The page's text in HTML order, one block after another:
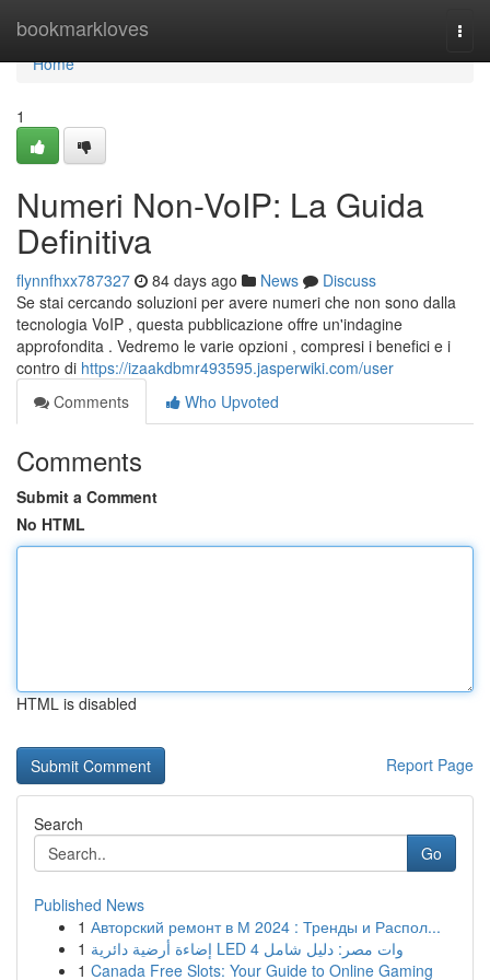
bookmarkloves
Home
Home
1
Numeri Non-VoIP: La Guida
Definitiva
flynnfhxx787327 84 days ago News
Discuss
Se stai cercando soluzioni per avere numeri che non sono dalla
tecnologia VoIP , questa pubblicazione offre un'indagine
approfondita . Vedremo le varie opzioni , compresi i benefici e i
contro di https://izaakdbmr493595.jasperwiki.com/user
Comments
Who Upvoted
Comments
Submit a Comment
No HTML
HTML is disabled
Report Page
Search
Go
Published News
1 Авторский ремонт в М 2024 : Тренды и Распол...
1
إضاءة أرضية دائرية LED 4 وات مصر: دليل شامل
1 Canada Free Slots: Your Guide to Online Gaming